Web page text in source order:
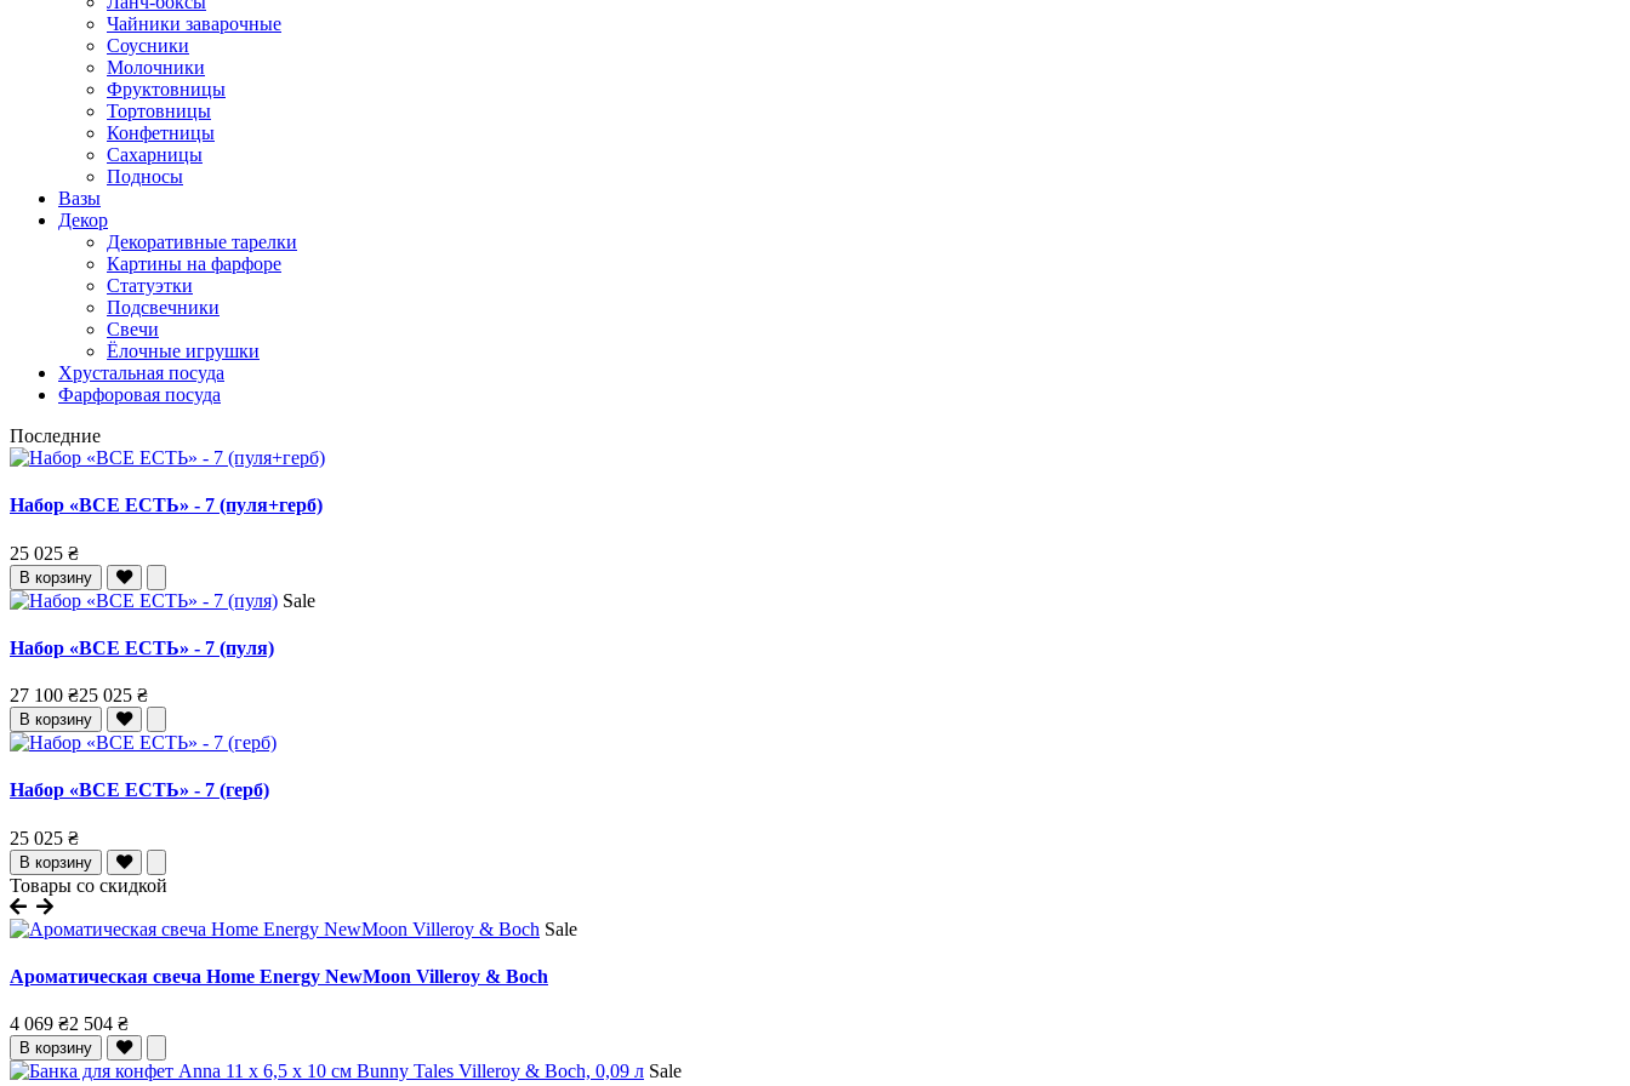
Чайники заварочные
Соусники
Молочники
Фруктовницы
Тортовницы
Конфетницы
Сахарницы
Подносы
Вазы
Декор
Декоративные тарелки
Картины на фарфоре
Статуэтки
Подсвечники
Свечи
Ёлочные игрушки
Хрустальная посуда
Фарфоровая посуда
Последние
Набор «ВСЕ ЕСТЬ» - 7 (пуля+герб)
25 025 ₴
В корзину
Sale
Набор «ВСЕ ЕСТЬ» - 7 (пуля)
27 100 ₴25 025 ₴
В корзину
Набор «ВСЕ ЕСТЬ» - 7 (герб)
25 025 ₴
В корзину
Товары со скидкой
Sale
Ароматическая свеча Home Energy NewMoon Villeroy & Boch
4 069 ₴2 504 ₴
В корзину
Sale